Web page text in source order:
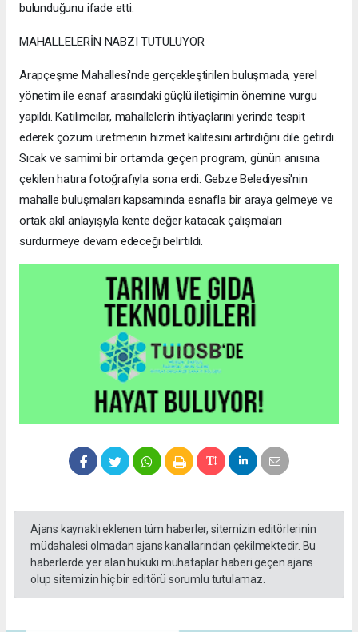
bulunduğunu ifade etti.
MAHALLELERİN NABZI TUTULUYOR
Arapçeşme Mahallesi'nde gerçekleştirilen buluşmada, yerel
yönetim ile esnaf arasındaki güçlü iletişimin önemine vurgu
yapıldı. Katılımcılar, mahallelerin ihtiyaçlarını yerinde tespit
ederek çözüm üretmenin hizmet kalitesini artırdığını dile getirdi.
Sıcak ve samimi bir ortamda geçen program, günün anısına
çekilen hatıra fotoğrafıyla sona erdi. Gebze Belediyesi'nin
mahalle buluşmaları kapsamında esnafla bir araya gelmeye ve
ortak akıl anlayışıyla kente değer katacak çalışmaları
sürdürmeye devam edeceği belirtildi.
Ajans kaynaklı eklenen tüm haberler, sitemizin editörlerinin
müdahalesi olmadan ajans kanallarından çekilmektedir. Bu
haberlerde yer alan hukuki muhataplar haberi geçen ajans
olup sitemizin hiç bir editörü sorumlu tutulamaz.